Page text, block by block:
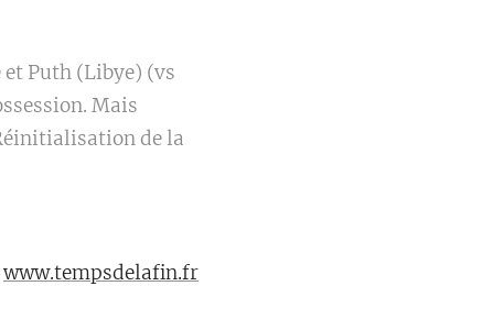
Puth (Libye) (vs
Mais
de la
www.tempsdelafin.fr